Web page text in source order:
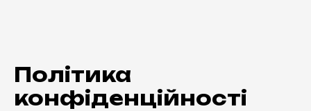
Політика
конфіденційності